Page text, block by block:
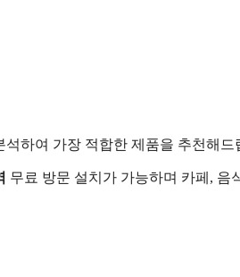
하여 가장 적합한 제품을 추천해드
무료 방문 설치가 가능하며 카페, 음